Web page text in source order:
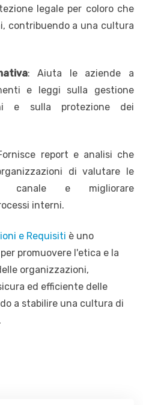
legale per coloro che
contribuendo a una cultura
: Aiuta le aziende a
e leggi sulla gestione
e sulla protezione dei
report e analisi che
di valutare le
canale e migliorare
interni.
e Requisiti è uno
promuovere l'etica e la
organizzazioni,
ed efficiente delle
a stabilire una cultura di